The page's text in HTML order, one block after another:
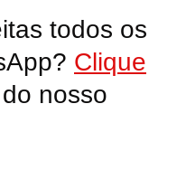
todos os
Clique
nosso